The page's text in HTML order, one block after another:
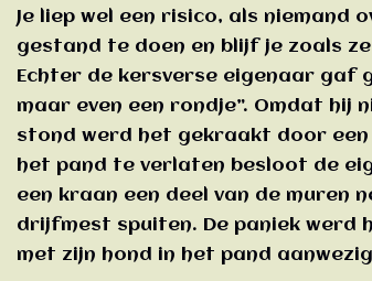
Je liep wel een risico, als niemand
gestand te doen en blijf je zoals
Echter de kersverse eigenaar gaf
maar even een rondje”. Omdat
stond werd het gekraakt door
het pand te verlaten besloot de
een kraan een deel van de muren
drijfmest spuiten. De paniek werd
met zijn hond in het pand